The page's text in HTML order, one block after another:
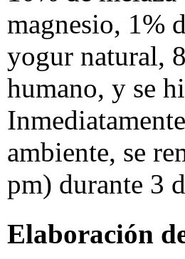
magnesio, 1%
yogur natural,
humano, y se
ambiente, se
pm) durante 3
Elaboración